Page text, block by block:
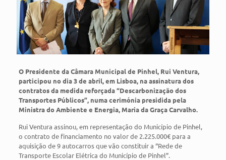
O Presidente da Câmara Municipal de Pinhel, Rui Ventura,
participou no dia 3 de abril, em Lisboa, na assinatura dos
contratos da medida reforçada “Descarbonização dos
Transportes Públicos”, numa cerimónia presidida pela
Ministra do Ambiente e Energia, Maria da Graça Carvalho.
Rui Ventura assinou, em representação do Município de Pinhel,
o contrato de financiamento no valor de 2.225.000€ para a
aquisição de 9 autocarros que vão constituir a “Rede de
Transporte Escolar Elétrica do Município de Pinhel”.